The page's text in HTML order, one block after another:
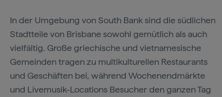
In der Umgebung von South Bank sind die südlichen
Stadtteile von Brisbane sowohl gemütlich als auch
vielfältig. Große griechische und vietnamesische
Gemeinden tragen zu multikulturellen Restaurants
und Geschäften bei, während Wochenendmärkte
und Livemusik-Locations Besucher den ganzen Tag